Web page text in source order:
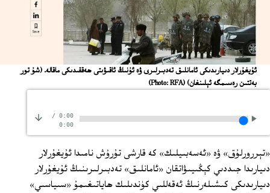
ئۇيغۇرلار دىيارىدىكى ئامانلىق تەدبىرلىرى ۋە ئۇنىڭ ئاقىۋىتى ھەققىدىكى ماقالە. (شۇ تور
بەتتىن رەسىمگە ئېلىنغان)(Photo: RFA)
0:00
/
0:00
«تېررورلۇق» ۋە «ئەسەبىيلىك» كە قارشى تۇرۇش نامىدا ئۇيغۇرلار
دىيارىدا جىددىي كېڭىيىۋاتقان «ئامانلىق» تەدبىرلىرىنىڭ ئۇيغۇرلار
دىيارىدىكى كىشىلەرنىڭ ئەقەللىي كۈندىلىك ھاياتىغىمۇ «سىياسىي»